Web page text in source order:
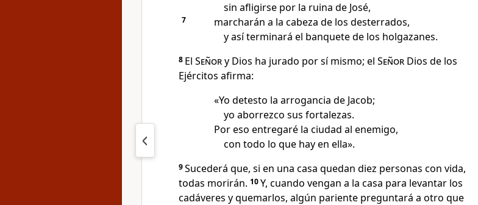
sin afligirse por la ruina de José,
7
marcharán a la cabeza de los desterrados,
y así terminará el banquete de los holgazanes.
8 El Señory Dios ha jurado por sí mismo; el Señor Dios de los
Ejércitos afirma:
«Yo detesto la arrogancia de Jacob;
yo aborrezco sus fortalezas.
Por eso entregaré la ciudad al enemigo,
con todo lo que hay en ella».
9Sucederá que, si en una casa quedan diez personas con vida,
todas morirán. 10Y, cuando vengan a la casa para levantar los
cadáveres y quemarlos, algún pariente preguntará a otro que